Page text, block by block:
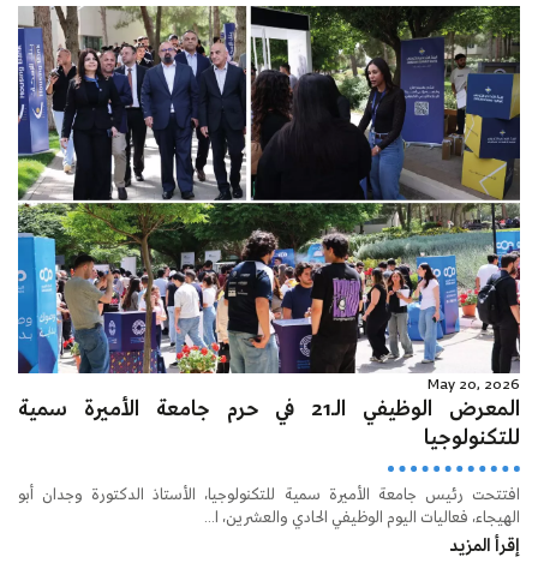
May 20, 2026
المعرض الوظيفي الـ21 في حرم جامعة الأميرة سمية
للتكنولوجيا
افتتحت رئيس جامعة الأميرة سمية للتكنولوجيا، الأستاذ الدكتورة وجدان أبو
الهيجاء، فعاليات اليوم الوظيفي الحادي والعشرين، ا...
إقرأ المزيد